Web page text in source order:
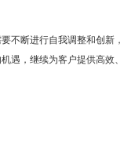
不断进行自我调整和创新
遇，继续为客户提供高效